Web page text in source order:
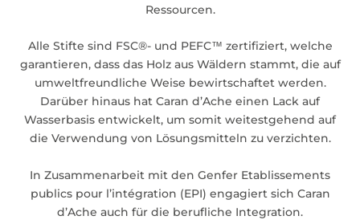
Ressourcen.
Alle Stifte sind FSC®- und PEFC™ zertifiziert, welche
garantieren, dass das Holz aus Wäldern stammt, die auf
umweltfreundliche Weise bewirtschaftet werden.
Darüber hinaus hat Caran d’Ache einen Lack auf
Wasserbasis entwickelt, um somit weitestgehend auf
die Verwendung von Lösungsmitteln zu verzichten.
In Zusammenarbeit mit den Genfer Etablissements
publics pour l’intégration (EPI) engagiert sich Caran
d’Ache auch für die berufliche Integration.